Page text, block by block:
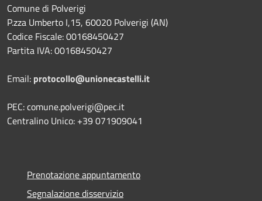
Comune di Polverigi
P.zza Umberto I,15, 60020 Polverigi (AN)
Codice Fiscale: 00168450427
Partita IVA: 00168450427
Email: protocollo@unionecastelli.it
PEC: comune.polverigi@pec.it
Centralino Unico: +39 071909041
Prenotazione appuntamento
Segnalazione disservizio